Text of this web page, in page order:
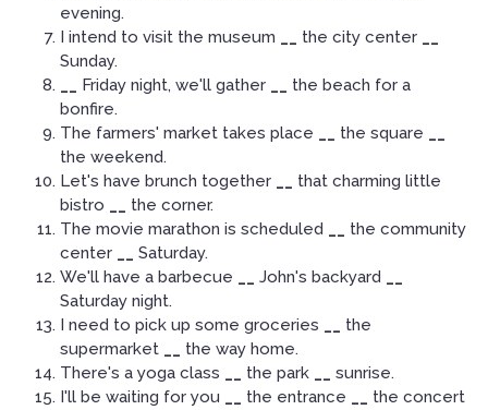
evening.
I intend to visit the museum
the city center
Sunday.
Friday night, we'll gather
the beach for a
bonfire.
The farmers' market takes place
the square
the weekend.
Let's have brunch together
that charming little
bistro
the corner.
The movie marathon is scheduled
the community
center
Saturday.
We'll have a barbecue
John's backyard
Saturday night.
I need to pick up some groceries
the
supermarket
the way home.
There's a yoga class
the park
sunrise.
I'll be waiting for you
the entrance
the concert